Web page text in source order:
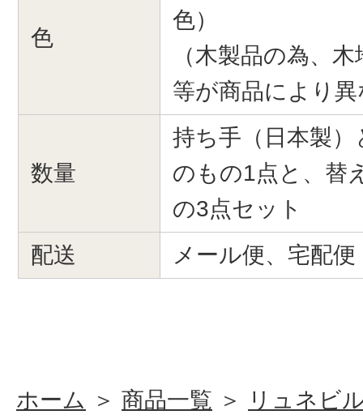
色
色）
（木製品の為、
等が商品により
数量
持ち手（日本製
のもの1点と、替
の3点セット
配送
メール便、宅配便
ホーム ＞ 商品一覧 ＞ リュネビ